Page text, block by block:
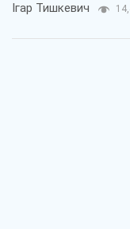
Ігар Тишкевич